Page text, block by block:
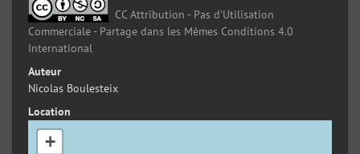
CC Attribution - Pas d’Utilisation
Commerciale - Partage dans les Mêmes Conditions 4.0
International
Auteur
Nicolas Boulesteix
Location
+